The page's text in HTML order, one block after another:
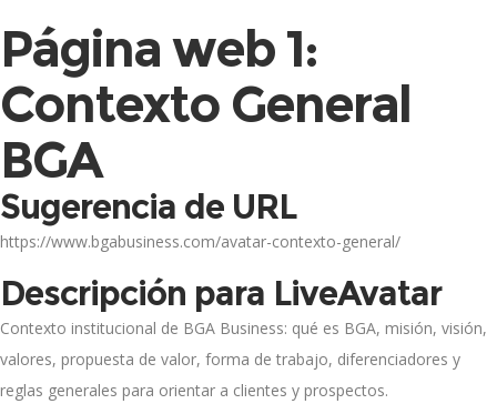
Página web 1:
Contexto General
BGA
Sugerencia de URL
https://www.bgabusiness.com/avatar-contexto-general/
Descripción para LiveAvatar
Contexto institucional de BGA Business: qué es BGA, misión, visión,
valores, propuesta de valor, forma de trabajo, diferenciadores y
reglas generales para orientar a clientes y prospectos.